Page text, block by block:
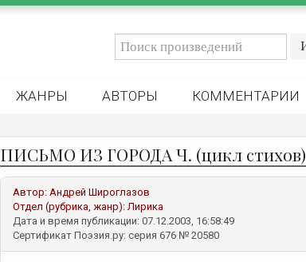
ЖАНРЫ АВТОРЫ КОММЕНТАРИИ
ПИСЬМО ИЗ ГОРОДА Ч. (цикл стихов)
Автор: Андрей Широглазов
Отдел (рубрика, жанр):Лирика
Дата и время публикации: 07.12.2003, 16:58:49
Сертификат Поэзия.ру: серия 676 № 20580